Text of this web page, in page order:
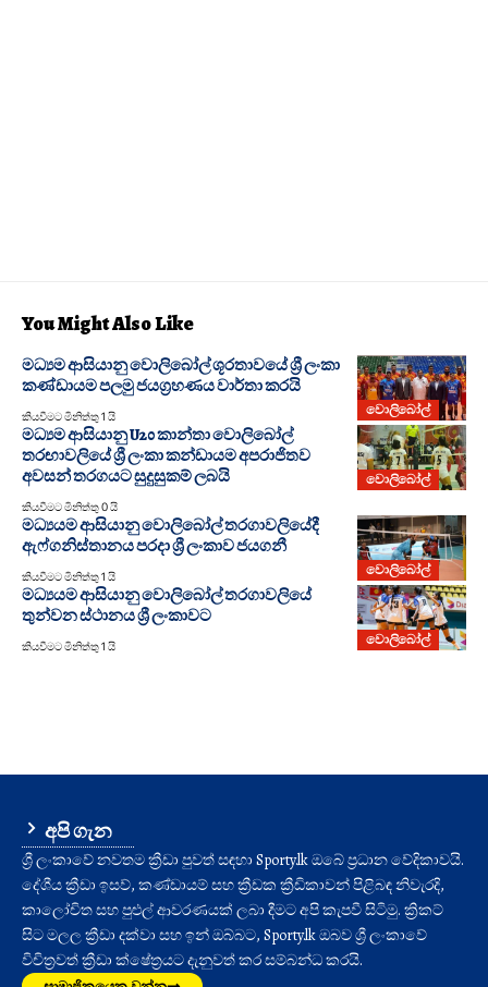
You Might Also Like
වොලිබෝල්
මධ්‍යම ආසියානු වොලිබෝල් ශූරතාවයේ ශ්‍රී ලංකා
කණ්ඩායම පලමු ජයග්‍රහණය වාර්තා කරයි
කියවීමට මිනිත්තු 1 යි
වොලිබෝල්
මධ්‍යම ආසියානු U20 කාන්තා වොලිබෝල්
තරඟාවලියේ ශ්‍රී ලංකා කන්ඩායම අපරාජිතව
අවසන් තරගයට සුදුසුකම් ලබයි
කියවීමට මිනිත්තු 0 යි
වොලිබෝල්
මධ්‍යයම ආසියානු වොලිබෝල් තරගාවලියේදී
ඇෆ්ගනිස්තානය පරදා ශ්‍රී ලංකාව ජයගනී
කියවීමට මිනිත්තු 1 යි
වොලිබෝල්
මධ්‍යයම ආසියානු වොලිබෝල් තරගාවලියේ
තුන්වන ස්ථානය ශ්‍රී ලංකාවට
කියවීමට මිනිත්තු 1 යි
අපි ගැන
ශ්‍රී ලංකාවේ නවතම ක්‍රීඩා පුවත් සඳහා Sporty.lk ඔබේ ප්‍රධාන වේදිකාවයි.
දේශීය ක්‍රීඩා ඉසව්, කණ්ඩායම් සහ ක්‍රීඩක ක්‍රීඩිකාවන් පිළිබඳ නිවැරදි,
කාලෝචිත සහ පුළුල් ආවරණයක් ලබා දීමට අපි කැපවී සිටිමු. ක්‍රිකට්
සිට මලල ක්‍රීඩා දක්වා සහ ඉන් ඔබ්බට, Sporty.lk ඔබව ශ්‍රී ලංකාවේ
විචිත්‍රවත් ක්‍රීඩා ක්ෂේත්‍රයට දැනුවත් කර සම්බන්ධ කරයි.